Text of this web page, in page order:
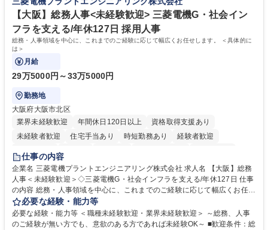
指す
■衛生管理者の資格をお持ちの方 学歴・資格 学歴：大学院 大学 高専 短大
専修学校 高校 語学力： 資格：
【大阪】総務人事<未経験歓迎> 三菱電機G・社会イン
フラを支える/年休127日 採用人事
総務・人事領域を中心に、これまでのご経験に応じて幅広くお任せします。 ＜具体的に
は＞
月給
29万5000円～33万5000円
勤務地
大阪府大阪市北区
業界未経験歓迎
年間休日120日以上
資格取得支援あり
未経験者歓迎
住宅手当あり 時短勤務あり
経験者歓迎
退職金あり
駅近5分以内
土日祝休み 服装自由 寮・社宅あり 食事補助あり
仕事の内容
企業名 三菱電機プラントエンジニアリング株式会社 求人名 【大阪】総務
人事＜未経験歓迎＞◇三菱電機G・社会インフラを支える/年休127日 仕事
の内容 総務・人事領域を中心に、これまでのご経験に応じて幅広くお任せ
します。 ＜具体的には＞ ・総務/人事労務（給与・社保・勤怠管理など）
・採用・教育研修 ・福利厚生運用 など ※基本的には事務所勤務ですが、
採用や教育等の業務内容により、関西圏以外への日帰り・宿泊を伴う国内
必要な経験・能力等
必要な経験・能力等 ＜職種未経験歓迎・業界未経験歓迎＞ ～総務、人事
のご経験が無い方でも、意欲のある方であれば未経験OK～ ■歓迎条件：総